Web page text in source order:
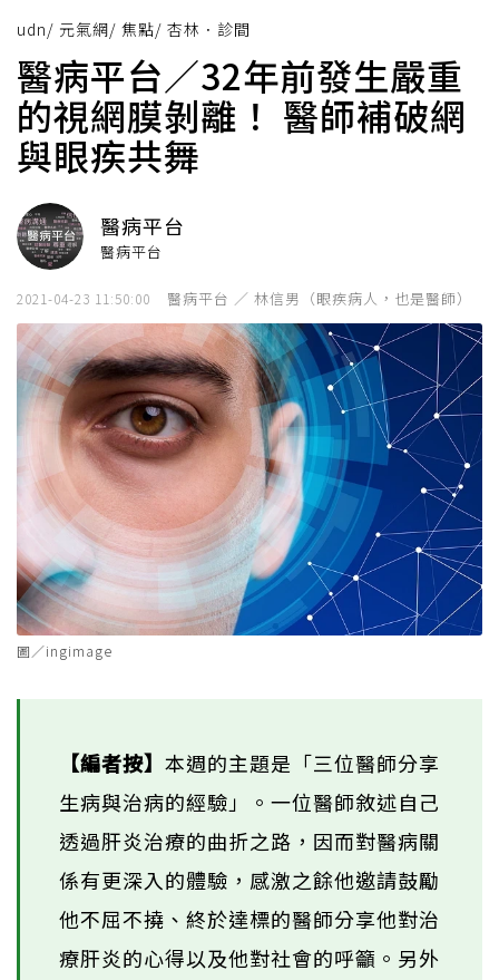
udn/ 元氣網/ 焦點/ 杏林．診間
醫病平台／32年前發生嚴重
的視網膜剝離！ 醫師補破網
與眼疾共舞
醫病平台
醫病平台
2021-04-23 11:50:00 醫病平台 ／ 林信男（眼疾病人，也是醫師）
圖／ingimage
【編者按】 本週的主題是「三位醫師分享
生病與治病的經驗」。一位醫師敘述自己
透過肝炎治療的曲折之路，因而對醫病關
係有更深入的體驗，感激之餘他邀請鼓勵
他不屈不撓、終於達標的醫師分享他對治
療肝炎的心得以及他對社會的呼籲。另外